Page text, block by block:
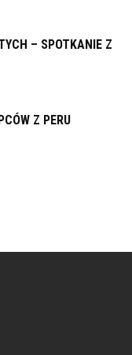
– SPOTKANIE Z
Z PERU